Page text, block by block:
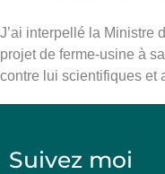
J’ai interpellé la Ministre
projet de ferme-usine à
contre lui scientifiques et
Suivez moi